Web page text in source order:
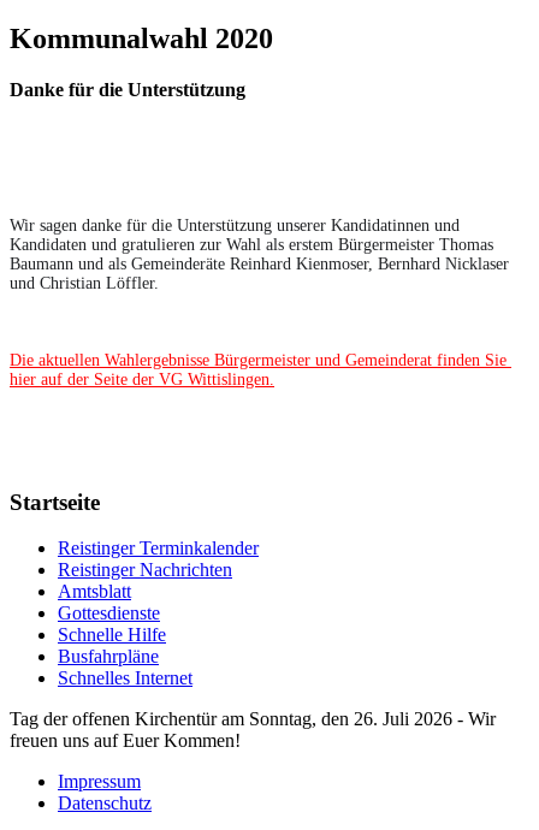
Kommunalwahl 2020
Danke für die Unterstützung
Wir sagen danke für die Unterstützung unserer Kandidatinnen und
Kandidaten und gratulieren zur Wahl als erstem Bürgermeister Thomas
Baumann und als Gemeinderäte Reinhard Kienmoser, Bernhard Nicklaser
und Christian Löffler.
Die aktuellen Wahlergebnisse Bürgermeister und Gemeinderat finden Sie
hier auf der Seite der VG Wittislingen.
Startseite
Reistinger Terminkalender
Reistinger Nachrichten
Amtsblatt
Gottesdienste
Schnelle Hilfe
Busfahrpläne
Schnelles Internet
Tag der offenen Kirchentür am Sonntag, den 26. Juli 2026 - Wir
freuen uns auf Euer Kommen!
Impressum
Datenschutz